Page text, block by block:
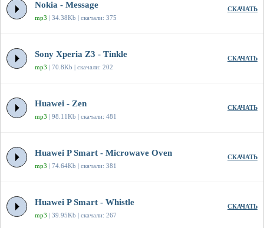
Nokia - Message
mp3 | 34.38Kb | скачали: 375
СКАЧАТЬ
Sony Xperia Z3 - Tinkle
mp3 | 70.8Kb | скачали: 202
СКАЧАТЬ
Huawei - Zen
mp3 | 98.11Kb | скачали: 481
СКАЧАТЬ
Huawei P Smart - Microwave Oven
mp3 | 74.64Kb | скачали: 381
СКАЧАТЬ
Huawei P Smart - Whistle
mp3 | 39.95Kb | скачали: 267
СКАЧАТЬ